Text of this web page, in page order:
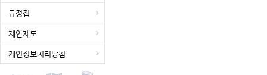
규정집
제안제도
개인정보처리방침